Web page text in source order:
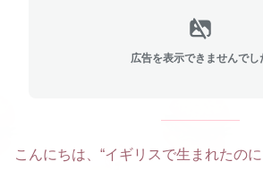
広告を表示できませんでし
こんにちは、“イギリスで生まれたの